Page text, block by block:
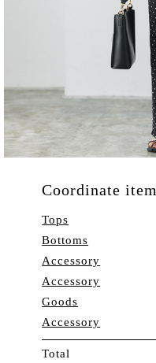
Coordinate item
Tops
Bottoms
Accessory
Accessory
Goods
Accessory
Total